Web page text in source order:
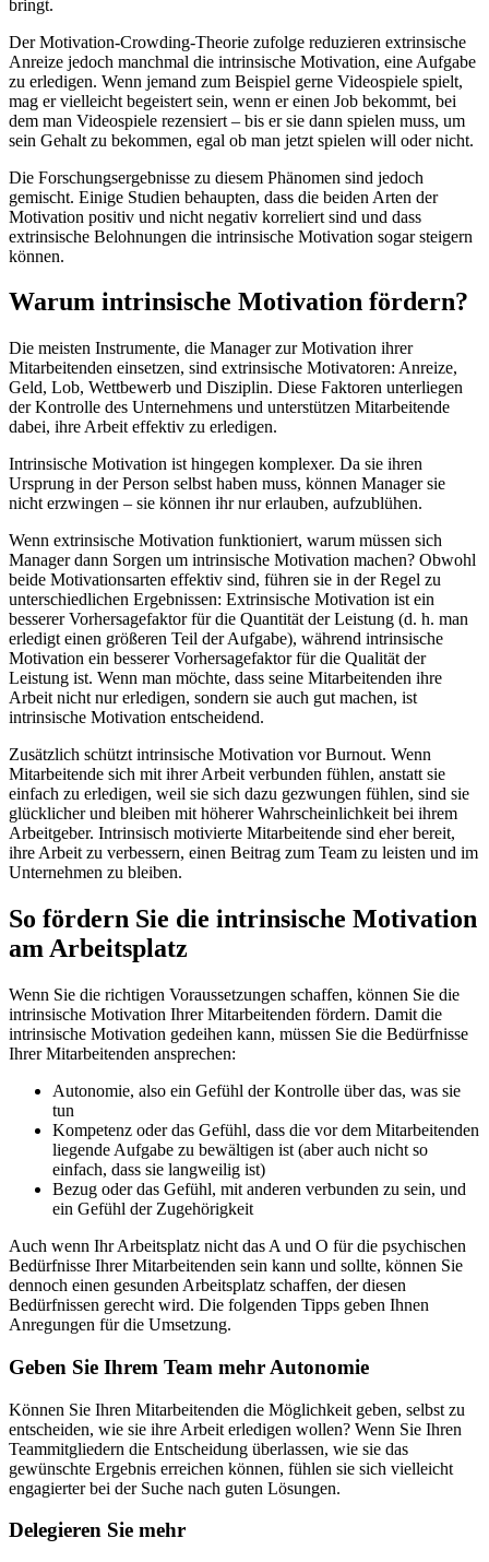
bringt.
Der Motivation-Crowding-Theorie zufolge reduzieren extrinsische
Anreize jedoch manchmal die intrinsische Motivation, eine Aufgabe
zu erledigen. Wenn jemand zum Beispiel gerne Videospiele spielt,
mag er vielleicht begeistert sein, wenn er einen Job bekommt, bei
dem man Videospiele rezensiert – bis er sie dann spielen muss, um
sein Gehalt zu bekommen, egal ob man jetzt spielen will oder nicht.
Die Forschungsergebnisse zu diesem Phänomen sind jedoch
gemischt. Einige Studien behaupten, dass die beiden Arten der
Motivation positiv und nicht negativ korreliert sind und dass
extrinsische Belohnungen die intrinsische Motivation sogar steigern
können.
Warum intrinsische Motivation fördern?
Die meisten Instrumente, die Manager zur Motivation ihrer
Mitarbeitenden einsetzen, sind extrinsische Motivatoren: Anreize,
Geld, Lob, Wettbewerb und Disziplin. Diese Faktoren unterliegen
der Kontrolle des Unternehmens und unterstützen Mitarbeitende
dabei, ihre Arbeit effektiv zu erledigen.
Intrinsische Motivation ist hingegen komplexer. Da sie ihren
Ursprung in der Person selbst haben muss, können Manager sie
nicht erzwingen – sie können ihr nur erlauben, aufzublühen.
Wenn extrinsische Motivation funktioniert, warum müssen sich
Manager dann Sorgen um intrinsische Motivation machen? Obwohl
beide Motivationsarten effektiv sind, führen sie in der Regel zu
unterschiedlichen Ergebnissen: Extrinsische Motivation ist ein
besserer Vorhersagefaktor für die Quantität der Leistung (d. h. man
erledigt einen größeren Teil der Aufgabe), während intrinsische
Motivation ein besserer Vorhersagefaktor für die Qualität der
Leistung ist. Wenn man möchte, dass seine Mitarbeitenden ihre
Arbeit nicht nur erledigen, sondern sie auch gut machen, ist
intrinsische Motivation entscheidend.
Zusätzlich schützt intrinsische Motivation vor Burnout. Wenn
Mitarbeitende sich mit ihrer Arbeit verbunden fühlen, anstatt sie
einfach zu erledigen, weil sie sich dazu gezwungen fühlen, sind sie
glücklicher und bleiben mit höherer Wahrscheinlichkeit bei ihrem
Arbeitgeber. Intrinsisch motivierte Mitarbeitende sind eher bereit,
ihre Arbeit zu verbessern, einen Beitrag zum Team zu leisten und im
Unternehmen zu bleiben.
So fördern Sie die intrinsische Motivation
am Arbeitsplatz
Wenn Sie die richtigen Voraussetzungen schaffen, können Sie die
intrinsische Motivation Ihrer Mitarbeitenden fördern. Damit die
intrinsische Motivation gedeihen kann, müssen Sie die Bedürfnisse
Ihrer Mitarbeitenden ansprechen:
Autonomie, also ein Gefühl der Kontrolle über das, was sie
tun
Kompetenz oder das Gefühl, dass die vor dem Mitarbeitenden
liegende Aufgabe zu bewältigen ist (aber auch nicht so
einfach, dass sie langweilig ist)
Bezug oder das Gefühl, mit anderen verbunden zu sein, und
ein Gefühl der Zugehörigkeit
Auch wenn Ihr Arbeitsplatz nicht das A und O für die psychischen
Bedürfnisse Ihrer Mitarbeitenden sein kann und sollte, können Sie
dennoch einen gesunden Arbeitsplatz schaffen, der diesen
Bedürfnissen gerecht wird. Die folgenden Tipps geben Ihnen
Anregungen für die Umsetzung.
Geben Sie Ihrem Team mehr Autonomie
Können Sie Ihren Mitarbeitenden die Möglichkeit geben, selbst zu
entscheiden, wie sie ihre Arbeit erledigen wollen? Wenn Sie Ihren
Teammitgliedern die Entscheidung überlassen, wie sie das
gewünschte Ergebnis erreichen können, fühlen sie sich vielleicht
engagierter bei der Suche nach guten Lösungen.
Delegieren Sie mehr